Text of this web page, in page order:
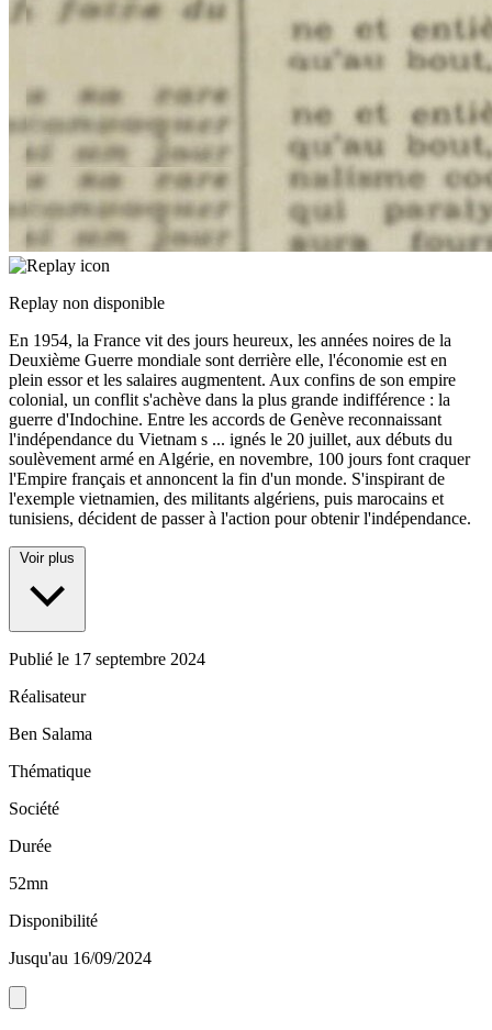
Replay non disponible
En 1954, la France vit des jours heureux, les années noires de la
Deuxième Guerre mondiale sont derrière elle, l'économie est en
plein essor et les salaires augmentent. Aux confins de son empire
colonial, un conflit s'achève dans la plus grande indifférence : la
guerre d'Indochine. Entre les accords de Genève reconnaissant
l'indépendance du Vietnam s ... ignés le 20 juillet, aux débuts du
soulèvement armé en Algérie, en novembre, 100 jours font craquer
l'Empire français et annoncent la fin d'un monde. S'inspirant de
l'exemple vietnamien, des militants algériens, puis marocains et
tunisiens, décident de passer à l'action pour obtenir l'indépendance.
Voir plus
Publié le 17 septembre 2024
Réalisateur
Ben Salama
Thématique
Société
Durée
52mn
Disponibilité
Jusqu'au 16/09/2024